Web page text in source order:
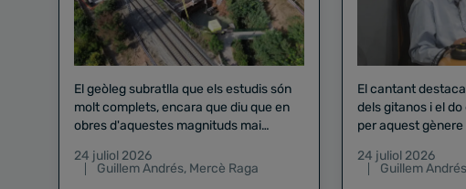
El geòleg subratlla que els estudis són
molt complets, encara que diu que en
obres d'aquestes magnituds mai
24 juliol 2026
Guillem Andrés, Mercè Raga
El cantant
dels gitanos i el
per aquest gènere
24 juliol 2026
Guillem Andrés